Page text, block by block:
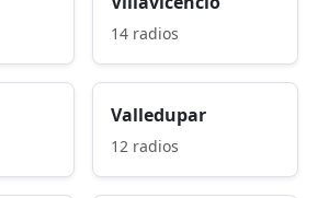
14 radios
Valledupar
12 radios